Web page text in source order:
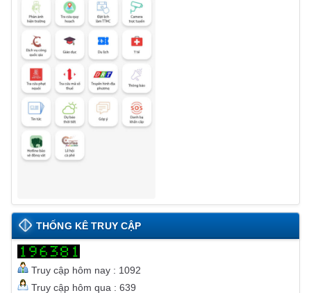
THỐNG KÊ TRUY CẬP